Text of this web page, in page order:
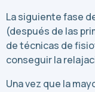
La siguiente fase
(después de las
de técnicas de
conseguir la
Una vez que la